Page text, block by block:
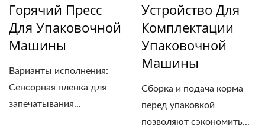
Горячий Пресс
Для Упаковочной
Машины
Варианты исполнения:
Сенсорная пленка для
запечатывания...
Устройство Для
Комплектации
Упаковочной
Машины
Сборка и подача корма
перед упаковкой
позволяют сэкономить...